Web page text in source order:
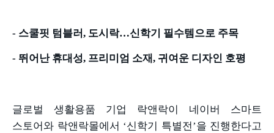
- 스쿨핏 텀블러, 도시락…신학기 필수템으로 주목
- 뛰어난 휴대성, 프리미엄 소재, 귀여운 디자인 호평
글로벌 생활용품 기업 락앤락이 네이버 스마트
스토어와 락앤락몰에서 ‘신학기 특별전’을 진행한다고